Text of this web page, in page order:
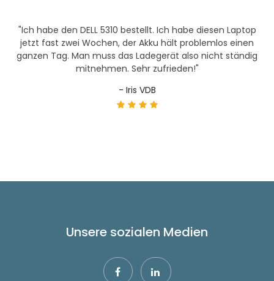
"Ich habe den DELL 5310 bestellt. Ich habe diesen Laptop
jetzt fast zwei Wochen, der Akku hält problemlos einen
ganzen Tag. Man muss das Ladegerät also nicht ständig
mitnehmen. Sehr zufrieden!"
- Iris VDB
Unsere sozialen Medien